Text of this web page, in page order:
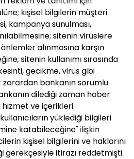
kişisel bilgilerin müşteri
kampanya sunulması,
sitenin virüslere
alınmasına karşın
sitenin kullanımı sırasında
gecikme, virüs gibi
bankanın sorumlu
dilediği zaman haber
ve içerikleri
yüklediği bilgileri
katabileceğine" ilişkin
kişisel bilgilerini ve haklarını
gerekçesiyle itirazı reddetmişti.